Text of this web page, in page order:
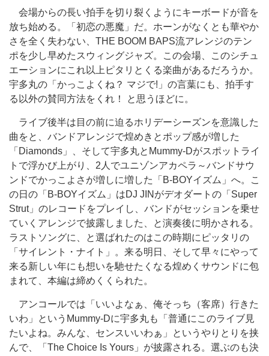
会場からの長い拍手を切り裂くようにキーボードが音を
放ち始める。「初恋の悪魔」だ。ホーンがなくとも華やか
さを全く失わない、THE BOOM BAPS流アレンジのテン
ポを少し早めたスウィングジャズ。この会場、このシチュ
エーションにこれ以上ピタリとくる楽曲があるだろうか。
宇多丸の「かっこよくね？ マジで!」の言葉にも、拍手す
る以外の賛同方法をくれ！ と思うほどに。
ライブ後半は目の前に迫るホリデーシーズンを意識した
曲をと、バンドアレンジで煌めきとポップ感が増した
「Diamonds」、そして宇多丸とMummy-Dがスポットライ
トで浮かび上がり、2人でユニゾンアカペラ～バンドサウ
ンドでかっこよさが増しに増した「B-BOYイズム」へ。こ
の日の「B-BOYイズム」はDJ JINがデオダートの「Super
Strut」のレコードをプレイし、バンドがセッションを乗せ
ていくアレンジで披露しました、と演奏後に明かされる。
ラストソングに、と選ばれたのはこの時期にピッタリの
「サイレント・ナイト」。来る明日、そして早々にやって
来る新しい年にも想いを馳せたくなる煌めくサウンドに包
まれて、本編は締めくくられた。
アンコールでは「いいよなぁ、俺そっち（客席）行きた
いわ」というMummy-Dに宇多丸も「普通にこのライブ見
たいよね。みんな、センスいいわぁ」というやりとりを挟
んで、「The Choice Is Yours」が披露される。選ぶのも決